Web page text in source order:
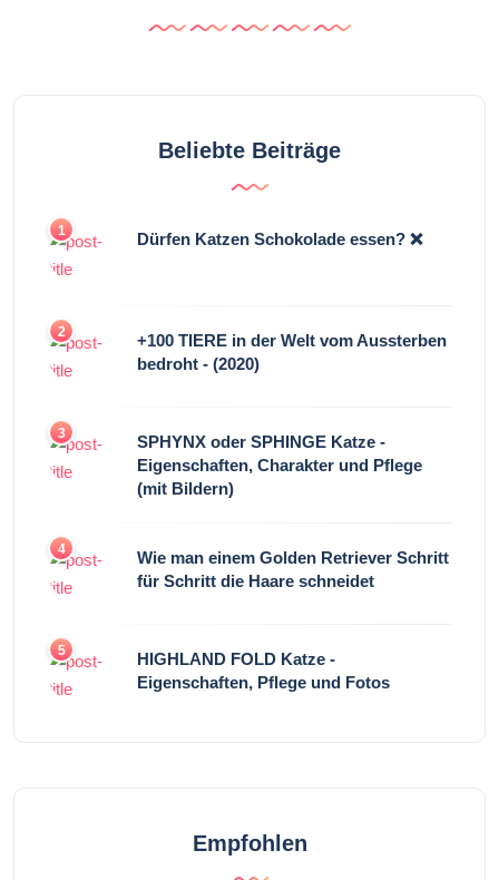
Beliebte Beiträge
1 Dürfen Katzen Schokolade essen? ❌
2
+100 TIERE in der Welt vom Aussterben
bedroht - (2020)
3
SPHYNX oder SPHINGE Katze -
Eigenschaften, Charakter und Pflege
(mit Bildern)
4
Wie man einem Golden Retriever Schritt
für Schritt die Haare schneidet
5
HIGHLAND FOLD Katze -
Eigenschaften, Pflege und Fotos
Empfohlen